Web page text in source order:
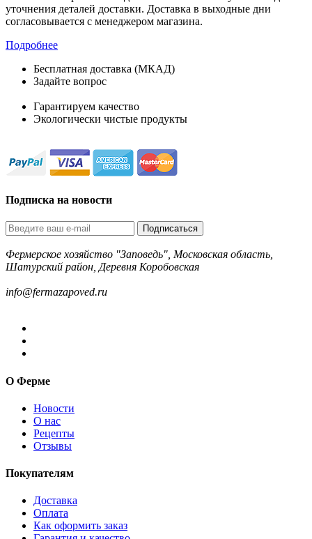
уточнения деталей доставки. Доставка в выходные дни
согласовывается с менеджером магазина.
Подробнее
Бесплатная доставка (МКАД)
Задайте вопрос
Гарантируем качество
Экологически чистые продукты
Подписка на новости
Подписаться
Фермерское хозяйство "Заповедь", Московская область,
Шатурский район, Деревня Коробовская
info@fermazapoved.ru
О Ферме
Новости
О нас
Рецепты
Отзывы
Покупателям
Доставка
Оплата
Как оформить заказ